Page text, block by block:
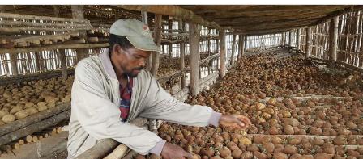
이
미
지
설
명